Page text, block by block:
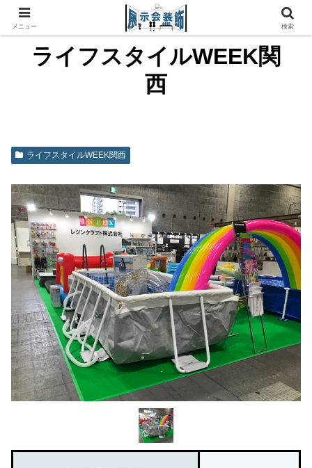
ライフスタイルWEEK関
西
ライフスタイルWEEK関西
メニュー 検索